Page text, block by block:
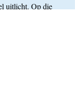
uitlicht. Op die